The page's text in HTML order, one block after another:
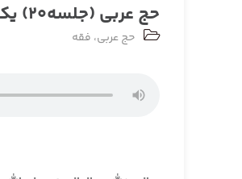
حج عربی (جلسه20) یکشنبه 1399/05/12
حج عربی، فقه